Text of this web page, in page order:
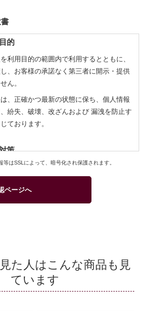
的
利用目的の範囲内で利用するとともに、
、お客様の承諾なく第三者に開示・提供
ん。
、正確かつ最新の状態に保ち、個人情報
紛失、破壊、改ざんおよび 漏洩を防止す
ております。
策
会社のお客様への商品配送業務、お客様
スを提供するためのアフターサービス等
くため、お客様の個人情報を利用いたし
て、クレジットカード等による代金決済
ジットカード等の有効性を確認するため
等はSSLによって、暗号化され保護されます。
ページへ
た人はこんな商品も見
ています